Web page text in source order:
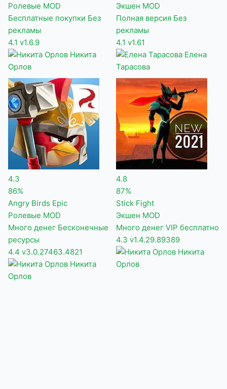
Ролевые MOD
Бесплатные покупки Без
рекламы
4.1 v1.6.9
Никита
Орлов
Экшен MOD
Полная версия Без
рекламы
4.1 v1.61
Елена
Тарасова
4.3
86%
Angry Birds Epic
Ролевые MOD
Много денег Бесконечные
ресурсы
4.4 v3.0.27463.4821
Никита
Орлов
4.8
87%
Stick Fight
Экшен MOD
Много денег VIP бесплатно
4.3 v1.4.29.89389
Никита
Орлов